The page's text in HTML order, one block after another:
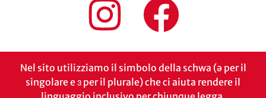
Nel sito utilizziamo il simbolo della schwa (ə per il
singolare e ɜ per il plurale) che ci aiuta rendere il